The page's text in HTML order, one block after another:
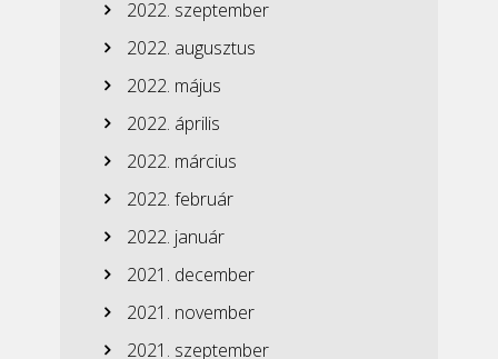
2022. szeptember
2022. augusztus
2022. május
2022. április
2022. március
2022. február
2022. január
2021. december
2021. november
2021. szeptember